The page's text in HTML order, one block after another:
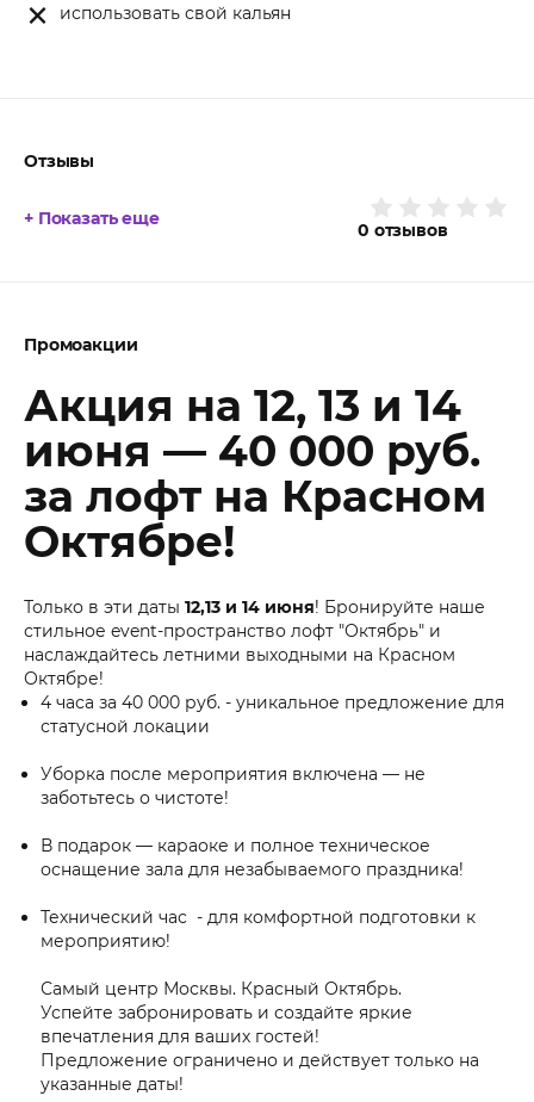
использовать свой кальян
Отзывы
0 отзывов
+ Показать еще
Промоакции
Акция на 12, 13 и 14
июня — 40 000 руб.
за лофт на Красном
Октябре!
Только в эти даты 12,13 и 14 июня! Бронируйте наше
стильное event-пространство лофт "Октябрь" и
наслаждайтесь летними выходными на Красном
Октябре!
4 часа за 40 000 руб. - уникальное предложение для
статусной локации
Уборка после мероприятия включена — не
заботьтесь о чистоте!
В подарок — караоке и полное техническое
оснащение зала для незабываемого праздника!
Технический час - для комфортной подготовки к
мероприятию!
Самый центр Москвы. Красный Октябрь.
Успейте забронировать и создайте яркие
впечатления для ваших гостей!
Предложение ограничено и действует только на
указанные даты!